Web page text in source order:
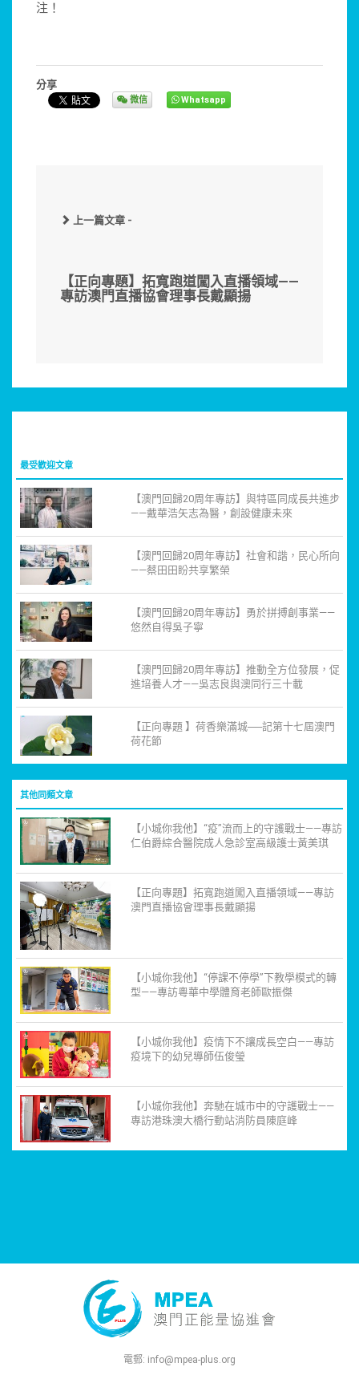
注！
分享
微信 Whatsapp
上一篇文章 -
【正向專題】拓寬跑道闖入直播領域——
專訪澳門直播協會理事長戴顯揚
最受歡迎文章
【澳門回歸20周年專訪】與特區同成長共進步
——戴華浩矢志為醫，創設健康未來
【澳門回歸20周年專訪】社會和諧，民心所向
——蔡田田盼共享繁榮
【澳門回歸20周年專訪】勇於拼搏創事業——
悠然自得吳子寧
【澳門回歸20周年專訪】推動全方位發展，促
進培養人才——吳志良與澳同行三十載
【正向專題 】荷香樂滿城──記第十七屆澳門
荷花節
其他同類文章
【小城你我他】“疫”流而上的守護戰士——專訪
仁伯爵綜合醫院成人急診室高級護士黃美琪
【正向專題】拓寬跑道闖入直播領域——專訪
澳門直播協會理事長戴顯揚
【小城你我他】“停課不停學”下教學模式的轉
型——專訪粵華中學體育老師歐振傑
【小城你我他】疫情下不讓成長空白——專訪
疫境下的幼兒導師伍俊瑩
【小城你我他】奔馳在城市中的守護戰士——
專訪港珠澳大橋行動站消防員陳庭峰
電郵: info@mpea-plus.org